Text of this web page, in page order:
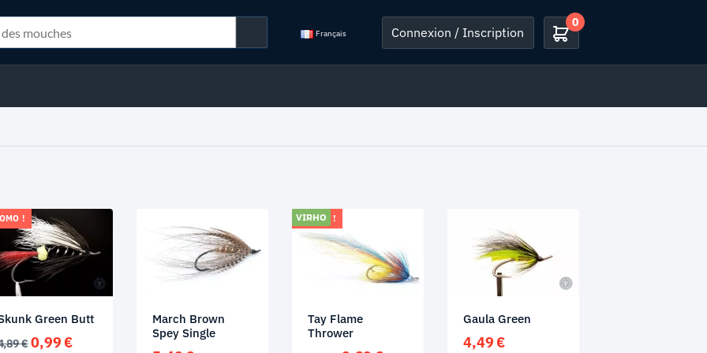
Français Connexion / Inscription
0
!
Green Butt
€Le
0,99 €Le
March Brown
Spey Single
VIRHO
PROMO !
Tay Flame
Thrower
Gaula Green
4,49 €